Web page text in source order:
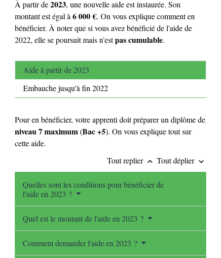
À partir de2023, une nouvelle aide est instaurée. Son
montant est égal à 6 000 €. On vous explique comment en
bénéficier. À noter que si vous avez bénéficié de l'aide de
2022, elle se poursuit mais n'estpas cumulable.
Aide à partir de 2023
Embauche jusqu'à fin 2022
Pour en bénéficier, votre apprenti doit préparer un diplôme de
niveau 7 maximum(Bac +5). On vous explique tout sur
cette aide.
Tout replier keyboard_arrow_up Tout déplier keyboard_arrow_down
Quelles sont les conditions pour bénéficier de
l'aide en 2023 ?
Quel est le montant de l'aide en 2023 ?
Comment demander l'aide en 2023 ?